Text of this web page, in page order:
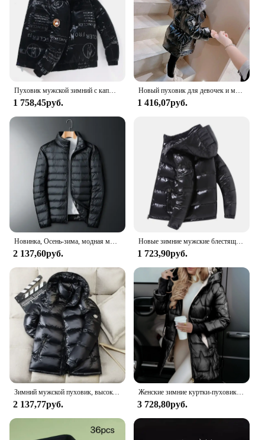
Пуховик мужской зимний с капюшоном, блестящий пуховик, Повседневная качественная парка, уличная ветрозащитная куртка на белом утином пуху, 4XL
1 758,45руб.
Новый пуховик для девочек и мальчиков, зимние пальто, детская одежда, ветровка с капюшоном, пальто для детей 2-7 лет, хлопковая теплая верхняя одежда
1 416,07руб.
2 137,60руб.
Новые зимние мужские блестящие пуховики с капюшоном, повседневные белые пальто на утином пуху, высококачественные мужские уличные ветрозащитные теплые куртки, размер 4X
1 723,90руб.
Зимний мужской пуховик, высокое качество, корейская мода, повседневная куртка, 90% белый утиный пух, короткий стиль, утепленные теплые пуховики 3XL
2 137,77руб.
Женские зимние куртки-пуховики с капюшоном, модное пуховое пальто, женские парки, повседневное свободное однотонное теплое пальто с длинными рукавами
3 728,80руб.